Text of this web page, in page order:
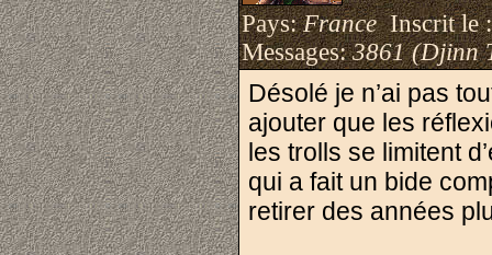
Pays:FranceInscrit le
Messages:3861 (Djinn
Désolé je n’ai pas
ajouter que les
les trolls se limitent
qui a fait un bide
retirer des années